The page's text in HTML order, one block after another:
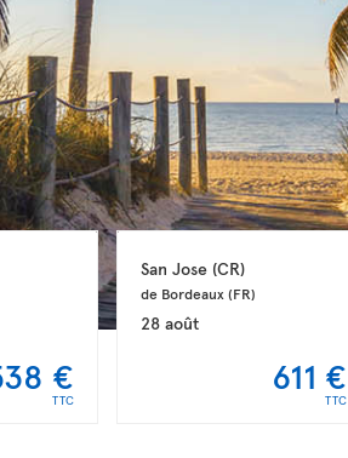
€
TTC
San Jose (CR)
de Bordeaux (FR)
28 août
611 €
TTC